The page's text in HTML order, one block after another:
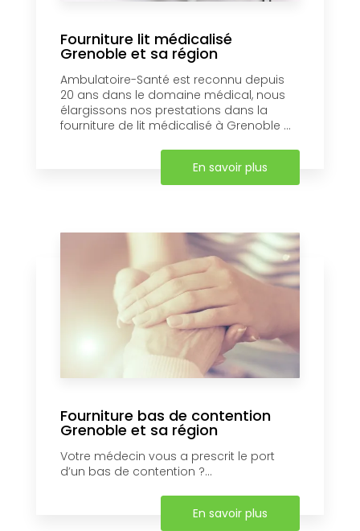
Fourniture lit médicalisé
Grenoble et sa région
Ambulatoire-Santé est reconnu depuis
20 ans dans le domaine médical, nous
élargissons nos prestations dans la
fourniture de lit médicalisé à Grenoble ...
En savoir plus
Fourniture bas de contention
Grenoble et sa région
Votre médecin vous a prescrit le port
d’un bas de contention ?...
En savoir plus